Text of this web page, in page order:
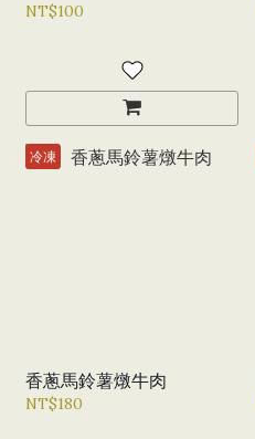
NT$100
冷凍
香蔥馬鈴薯燉牛肉
NT$180